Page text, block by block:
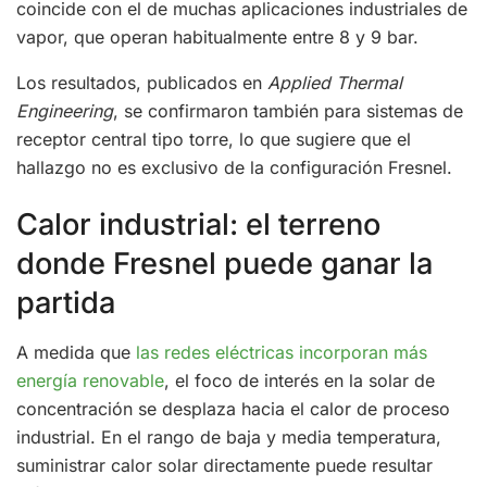
coincide con el de muchas aplicaciones industriales de
vapor, que operan habitualmente entre 8 y 9 bar.
Los resultados, publicados en Applied Thermal
Engineering, se confirmaron también para sistemas de
receptor central tipo torre, lo que sugiere que el
hallazgo no es exclusivo de la configuración Fresnel.
Calor industrial: el terreno
donde Fresnel puede ganar la
partida
A medida que las redes eléctricas incorporan más
energía renovable, el foco de interés en la solar de
concentración se desplaza hacia el calor de proceso
industrial. En el rango de baja y media temperatura,
suministrar calor solar directamente puede resultar